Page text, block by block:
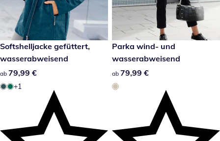
79,99 €
Softshelljacke gefüttert,
wasserabweisend
79,99 €
ab 79,99 €
+1
79,99 €
Parka wind- und
wasserabweisend
79,99 €
ab 79,99 €